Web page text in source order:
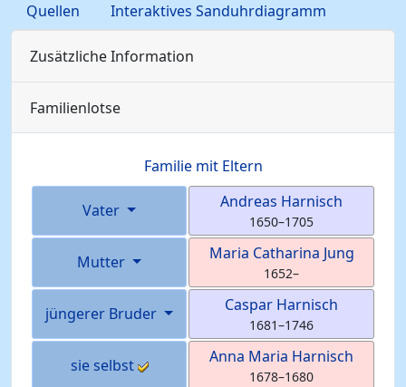
Quellen
Interaktives Sanduhrdiagramm
Zusätzliche Information
Familienlotse
Familie mit Eltern
Vater Andreas Harnisch
1650–1705
Mutter Maria Catharina Jung
1652–
jüngerer Bruder Caspar Harnisch
1681–1746
sie selbst Anna Maria Harnisch
1678–1680